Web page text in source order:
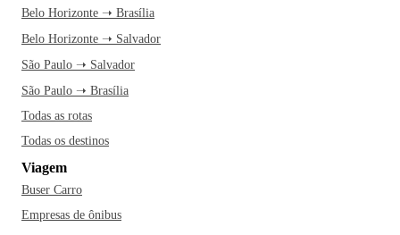
Belo Horizonte ➝ Brasília
Belo Horizonte ➝ Salvador
São Paulo ➝ Salvador
São Paulo ➝ Brasília
Todas as rotas
Todas os destinos
Viagem
Buser Carro
Empresas de ônibus